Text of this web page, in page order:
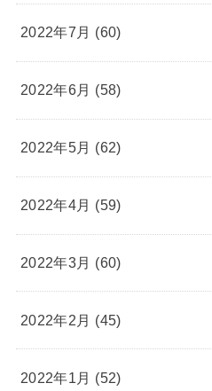
2022年7月 (60)
2022年6月 (58)
2022年5月 (62)
2022年4月 (59)
2022年3月 (60)
2022年2月 (45)
2022年1月 (52)